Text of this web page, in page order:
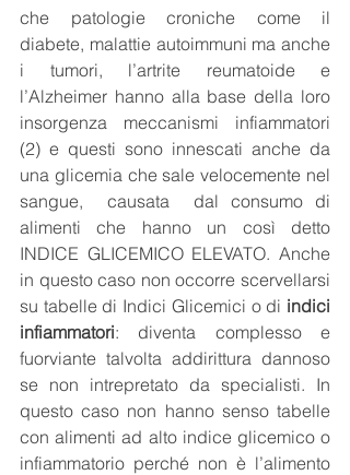
che patologie croniche come il
diabete, malattie autoimmuni ma anche
i tumori, l’artrite reumatoide e
l’Alzheimer hanno alla base della loro
insorgenza meccanismi infiammatori
(2) e questi sono innescati anche da
una glicemia che sale velocemente nel
sangue,  causata  dal consumo di
alimenti che hanno un così detto
INDICE GLICEMICO ELEVATO. Anche
in questo caso non occorre scervellarsi
su tabelle di Indici Glicemici o di indici
infiammatori: diventa complesso e
fuorviante talvolta addirittura dannoso
se non intrepretato da specialisti. In
questo caso non hanno senso tabelle
con alimenti ad alto indice glicemico o
infiammatorio perché non è l’alimento